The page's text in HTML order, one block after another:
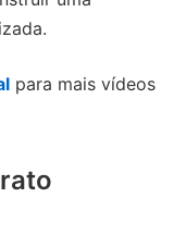
para mais vídeos